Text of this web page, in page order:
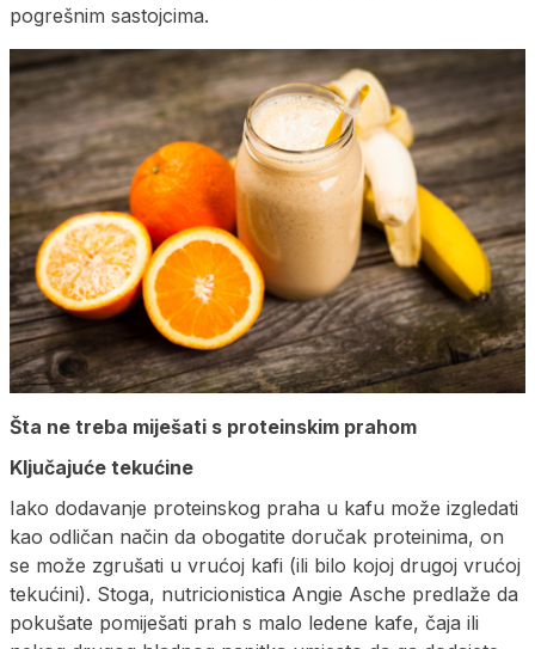
pogrešnim sastojcima.
Šta ne treba miješati s proteinskim prahom
Ključajuće tekućine
Iako dodavanje proteinskog praha u kafu može izgledati
kao odličan način da obogatite doručak proteinima, on
se može zgrušati u vrućoj kafi (ili bilo kojoj drugoj vrućoj
tekućini). Stoga, nutricionistica Angie Asche predlaže da
pokušate pomiješati prah s malo ledene kafe, čaja ili